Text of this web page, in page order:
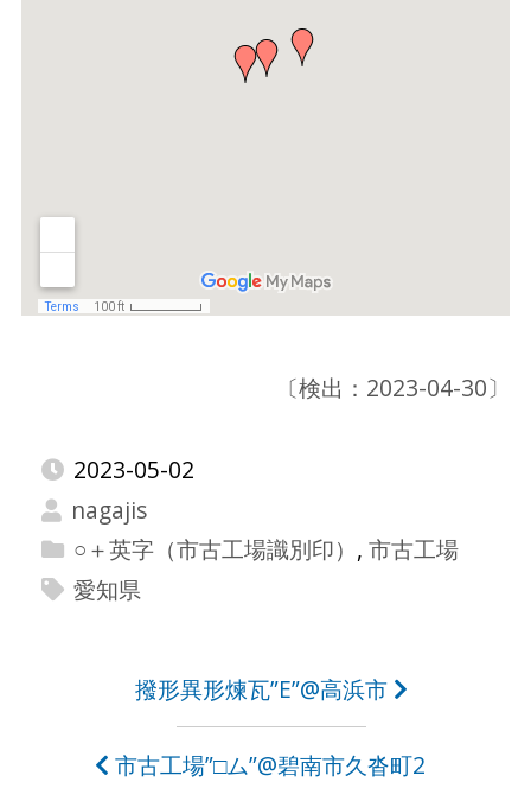
〔検出：2023-04-30〕
2023-05-02
nagajis
○＋英字（市古工場識別印） , 市古工場
愛知県
撥形異形煉瓦”E”@高浜市
市古工場”□ム”@碧南市久沓町2